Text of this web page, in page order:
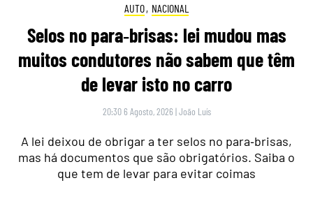
AUTO, NACIONAL
Selos no para‑brisas: lei mudou mas
muitos condutores não sabem que têm
de levar isto no carro
20:30 6 Agosto, 2026 |João Luís
A lei deixou de obrigar a ter selos no para‑brisas,
mas há documentos que são obrigatórios. Saiba o
que tem de levar para evitar coimas